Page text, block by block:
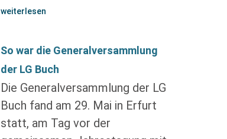
weiterlesen
So war die Generalversammlung
der LG Buch
Die Generalversammlung der LG
Buch fand am 29. Mai in Erfurt
statt, am Tag vor der